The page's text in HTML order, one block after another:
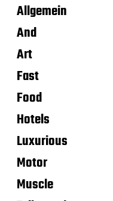
Allgemein
And
Art
Fast
Food
Hotels
Luxurious
Motor
Muscle